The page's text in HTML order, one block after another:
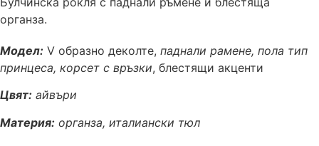
органза.
Модел: V образно деколте, паднали рaмене, пола тип
принцеса, корсет с връзки, блестящи акценти
Цвят: айвъри
Материя: органза, италиански тюл